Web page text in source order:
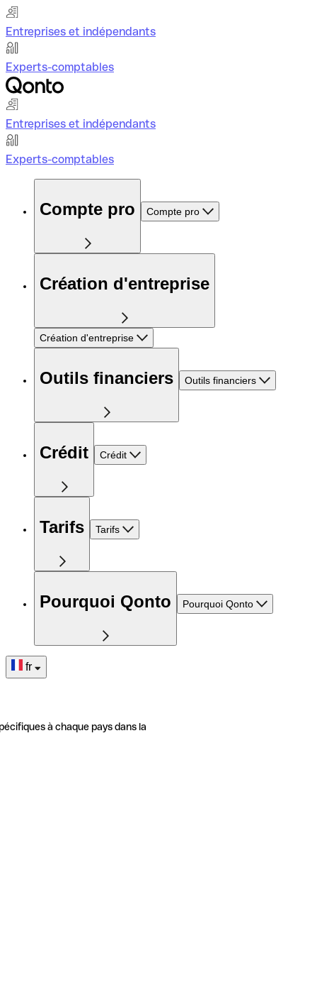
Entreprises et indépendants
Experts-comptables
Entreprises et indépendants
Experts-comptables
Compte pro Compte pro
Création d'entreprise
Création d'entreprise
Outils financiers Outils financiers
Crédit Crédit
Tarifs Tarifs
Pourquoi Qonto Pourquoi Qonto
fr
à chaque pays dans la